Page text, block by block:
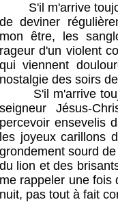
S'il m'arrive
de deviner
mon être, les
rageur d'un violent
qui viennent
nostalgie des soirs
S'il m'arrive
seigneur Jésus-
percevoir ensevelis
les joyeux carillons
grondement sourd
du lion et des
me rappeler une fois
nuit, pas tout à fait